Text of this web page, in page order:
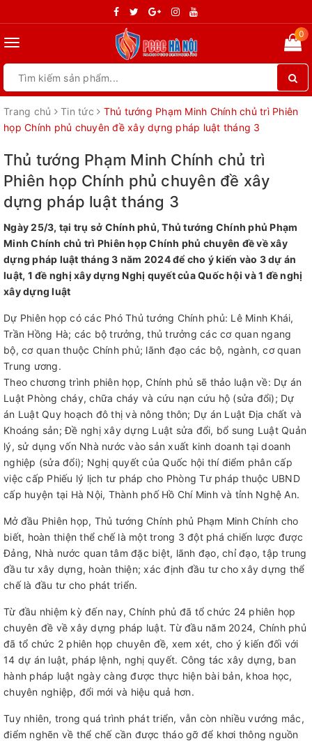
Toggle
0
Trang chủ Tin tức
Thủ tướng Phạm Minh Chính chủ trì Phiên
họp Chính phủ chuyên đề xây dựng pháp luật tháng 3
Thủ tướng Phạm Minh Chính chủ trì
Phiên họp Chính phủ chuyên đề xây
dựng pháp luật tháng 3
Ngày 25/3, tại trụ sở Chính phủ, Thủ tướng Chính phủ Phạm
Minh Chính chủ trì Phiên họp Chính phủ chuyên đề về xây
dựng pháp luật tháng 3 năm 2024 để cho ý kiến vào 3 dự án
luật, 1 đề nghị xây dựng Nghị quyết của Quốc hội và 1 đề nghị
xây dựng luật
Dự Phiên họp có các Phó Thủ tướng Chính phủ: Lê Minh Khái,
Trần Hồng Hà; các bộ trưởng, thủ trưởng các cơ quan ngang
bộ, cơ quan thuộc Chính phủ; lãnh đạo các bộ, ngành, cơ quan
Trung ương.
Theo chương trình phiên họp, Chính phủ sẽ thảo luận về: Dự án
Luật Phòng cháy, chữa cháy và cứu nạn cứu hộ (sửa đổi); Dự
án Luật Quy hoạch đô thị và nông thôn; Dự án Luật Địa chất và
Khoáng sản; Đề nghị xây dựng Luật sửa đổi, bổ sung Luật Quản
lý, sử dụng vốn Nhà nước vào sản xuất kinh doanh tại doanh
nghiệp (sửa đổi); Nghị quyết của Quốc hội thí điểm phân cấp
việc cấp Phiếu lý lịch tư pháp cho Phòng Tư pháp thuộc UBND
cấp huyện tại Hà Nội, Thành phố Hồ Chí Minh và tỉnh Nghệ An.
Mở đầu Phiên họp, Thủ tướng Chính phủ Phạm Minh Chính cho
biết, hoàn thiện thể chế là một trong 3 đột phá chiến lược được
Đảng, Nhà nước quan tâm đặc biệt, lãnh đạo, chỉ đạo, tập trung
đầu tư xây dựng, hoàn thiện; xác định đầu tư cho xây dựng thể
chế là đầu tư cho phát triển.
Từ đầu nhiệm kỳ đến nay, Chính phủ đã tổ chức 24 phiên họp
chuyên đề về xây dựng pháp luật. Từ đầu năm 2024, Chính phủ
đã tổ chức 2 phiên họp chuyên đề, xem xét, cho ý kiến đối với
14 dự án luật, pháp lệnh, nghị quyết. Công tác xây dựng, ban
hành pháp luật ngày càng được thực hiện bài bản, khoa học,
chuyên nghiệp, đổi mới và hiệu quả hơn.
Tuy nhiên, trong quá trình phát triển, vẫn còn nhiều vướng mắc,
điểm nghẽn về thể chế cần được tháo gỡ để khơi thông nguồn